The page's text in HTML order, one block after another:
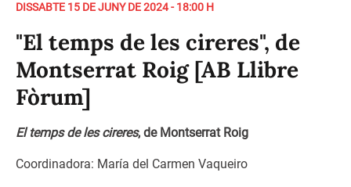
DISSABTE 15 DE JUNY DE 2024 - 18:00 H
"El temps de les cireres", de
Montserrat Roig [AB Llibre
Fòrum]
El temps de les cireres, de Montserrat Roig
Coordinadora: María del Carmen Vaqueiro